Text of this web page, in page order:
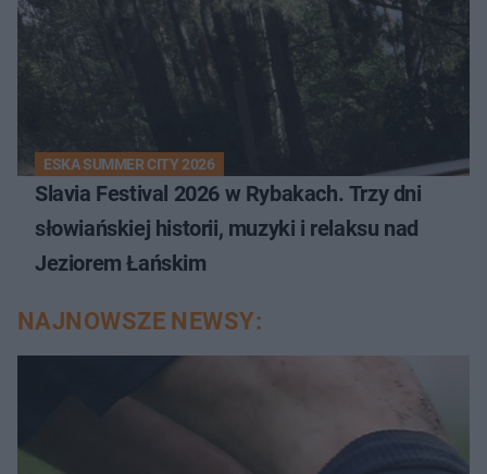
ESKA SUMMER CITY 2026
Slavia Festival 2026 w Rybakach. Trzy dni
słowiańskiej historii, muzyki i relaksu nad
Jeziorem Łańskim
NAJNOWSZE NEWSY: